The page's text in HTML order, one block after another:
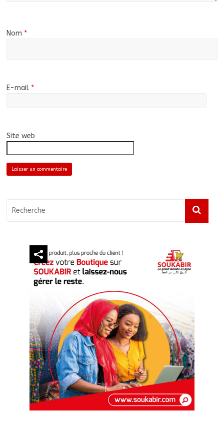
Nom *
E-mail *
Site web